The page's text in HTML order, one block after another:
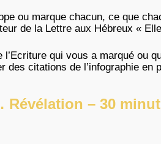
ou marque chacun, ce que
de la Lettre aux Hébreux «
qui vous a marqué ou
citations de l’infographie en
Révélation – 30